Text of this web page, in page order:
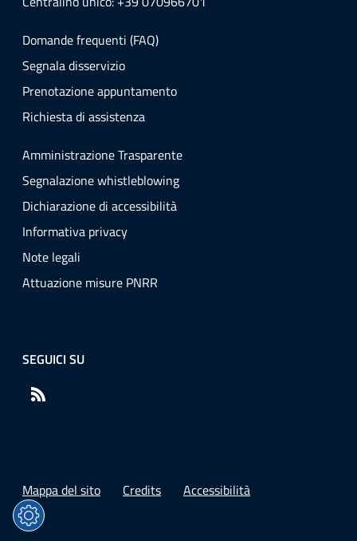
Domande frequenti (FAQ)
Segnala disservizio
Prenotazione appuntamento
Richiesta di assistenza
Amministrazione Trasparente
Segnalazione whistleblowing
Dichiarazione di accessibilità
Informativa privacy
Note legali
Attuazione misure PNRR
SEGUICI SU
Mappa del sito Credits Accessibilità